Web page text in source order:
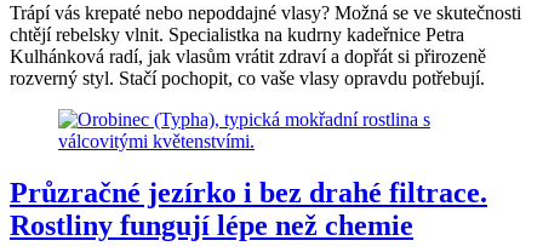
Trápí vás krepaté nebo nepoddajné vlasy? Možná se ve skutečnosti
chtějí rebelsky vlnit. Specialistka na kudrny kadeřnice Petra
Kulhánková radí, jak vlasům vrátit zdraví a dopřát si přirozeně
rozverný styl. Stačí pochopit, co vaše vlasy opravdu potřebují.
Průzračné jezírko i bez drahé filtrace.
Rostliny fungují lépe než chemie